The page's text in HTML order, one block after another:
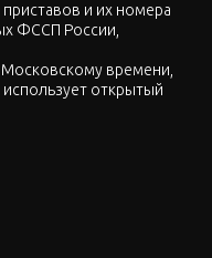
и их номера
ФССП России,
времени,
открытый